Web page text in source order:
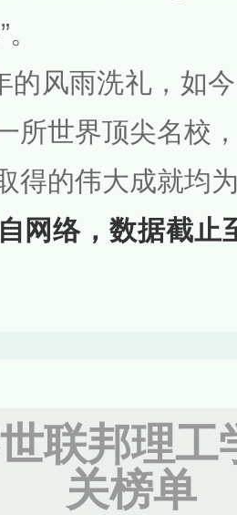
的风雨洗礼，如
所世界顶尖名校
得的伟大成就均
网络，数据截止
联邦理工
关榜单